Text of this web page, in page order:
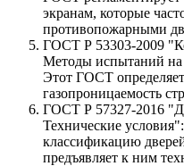
экранам, которые
противопожарными
ГОСТ Р 53303-2009
Методы испытаний на
Этот ГОСТ
газопроницаемость
ГОСТ Р 57327-2016
Технические
классификацию
предъявляет к ним